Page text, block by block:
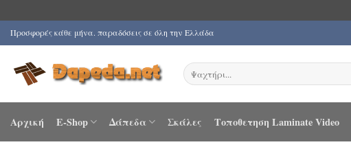
Μετάβαση
στο
περιεχόμενο
Προσφορές κάθε μήνα. παραδόσεις σε όλη την Ελλάδα
Αναζήτηση
για:
Αρχική E-Shop Δάπεδα Σκάλες Τοποθετηση Laminate Video